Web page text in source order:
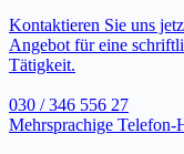
Kontaktieren Sie uns
Angebot für eine
Tätigkeit.
030 / 346 556 27
Mehrsprachige Telefon-